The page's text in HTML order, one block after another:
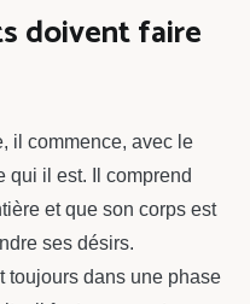
doivent faire
il commence, avec le
qui il est. Il comprend
et que son corps est
ses désirs.
toujours dans une phase